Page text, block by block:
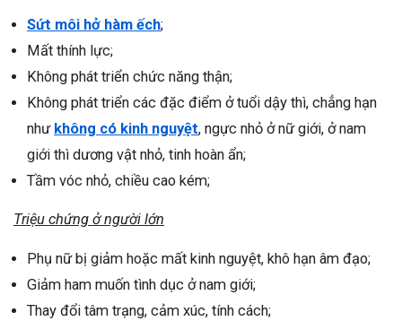
Sứt môi hở hàm ếch;
Mất thính lực;
Không phát triển chức năng thận;
Không phát triển các đặc điểm ở tuổi dậy thì, chẳng hạn
như không có kinh nguyệt, ngực nhỏ ở nữ giới, ở nam
giới thì dương vật nhỏ, tinh hoàn ẩn;
Tầm vóc nhỏ, chiều cao kém;
Triệu chứng ở người lớn
Phụ nữ bị giảm hoặc mất kinh nguyệt, khô hạn âm đạo;
Giảm ham muốn tình dục ở nam giới;
Thay đổi tâm trạng, cảm xúc, tính cách;